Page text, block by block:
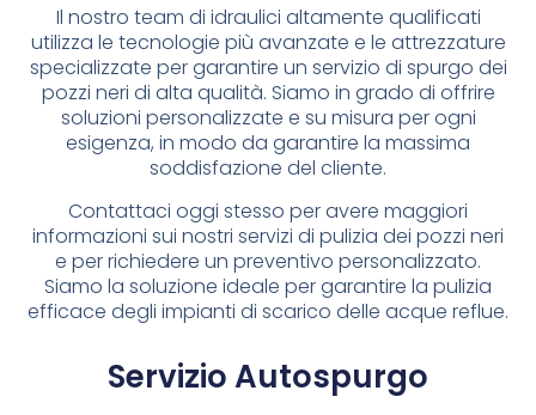
Il nostro team di idraulici altamente qualificati
utilizza le tecnologie più avanzate e le attrezzature
specializzate per garantire un servizio di spurgo dei
pozzi neri di alta qualità. Siamo in grado di offrire
soluzioni personalizzate e su misura per ogni
esigenza, in modo da garantire la massima
soddisfazione del cliente.
Contattaci oggi stesso per avere maggiori
informazioni sui nostri servizi di pulizia dei pozzi neri
e per richiedere un preventivo personalizzato.
Siamo la soluzione ideale per garantire la pulizia
efficace degli impianti di scarico delle acque reflue.
Servizio Autospurgo